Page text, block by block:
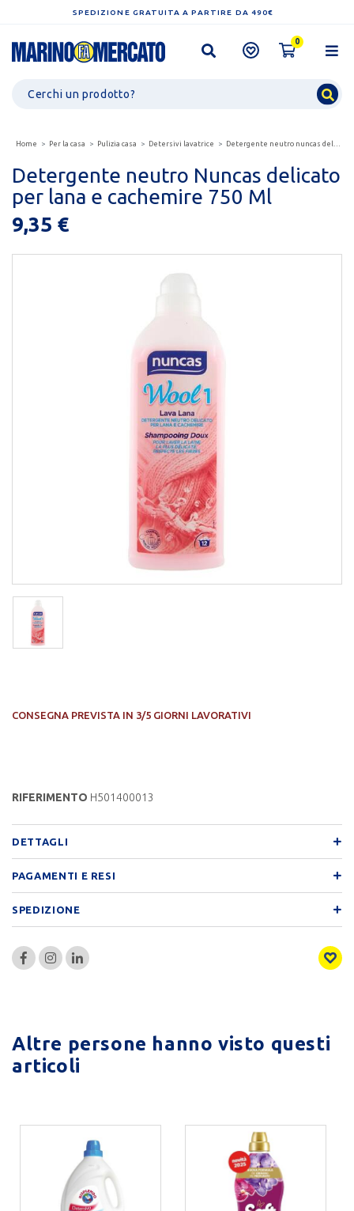
SPEDIZIONE GRATUITA A PARTIRE DA 490€
0
Home Per la casa Pulizia casa Detersivi lavatrice Detergente neutro nuncas delicato per lana e cachemire...
Detergente neutro Nuncas delicato
per lana e cachemire 750 Ml
9,35 €
CONSEGNA PREVISTA IN 3/5 GIORNI LAVORATIVI
RIFERIMENTO H501400013
DETTAGLI
PAGAMENTI E RESI
SPEDIZIONE
Altre persone hanno visto questi
articoli